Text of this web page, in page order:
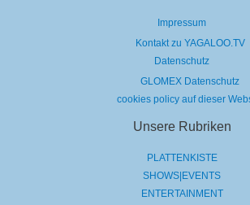
Impressum
Kontakt zu YAGALOO.TV
Datenschutz
GLOMEX Datenschutz
cookies policy auf dieser
Unsere Rubriken
PLATTENKISTE
SHOWS|EVENTS
ENTERTAINMENT